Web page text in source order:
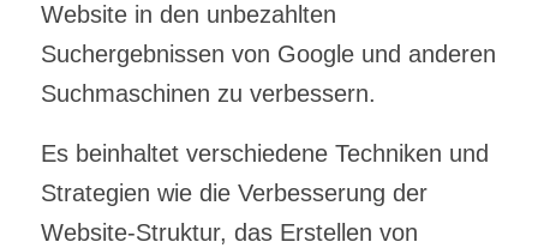
Website in den unbezahlten
Suchergebnissen von Google und anderen
Suchmaschinen zu verbessern.
Es beinhaltet verschiedene Techniken und
Strategien wie die Verbesserung der
Website-Struktur, das Erstellen von